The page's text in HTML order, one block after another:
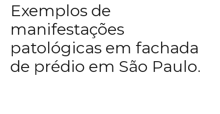
Exemplos de
manifestações
patológicas em fachada
de prédio em São Paulo.